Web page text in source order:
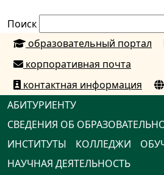
Поиск
образовательный портал
корпоративная почта
контактная информация
АБИТУРИЕНТУ
СВЕДЕНИЯ ОБ
ИНСТИТУТЫ
КОЛЛЕДЖИ
НАУЧНАЯ ДЕЯТЕЛЬНОСТЬ